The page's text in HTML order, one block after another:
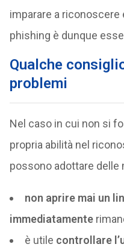
imparare a riconoscere
phishing è dunque
Qualche
problemi
Nel caso in cui non si
propria abilità nel
possono adottare delle
non aprire mai un
immediatamente
è utile controllare